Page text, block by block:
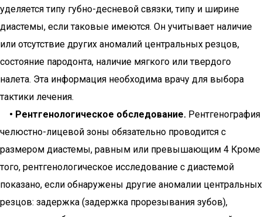
уделяется типу губно-десневой связки, типу и ширине
диастемы, если таковые имеются. Он учитывает наличие
или отсутствие других аномалий центральных резцов,
состояние пародонта, наличие мягкого или твердого
налета. Эта информация необходима врачу для выбора
тактики лечения.
• Рентгенологическое обследование. Рентгенография
челюстно-лицевой зоны обязательно проводится с
размером диастемы, равным или превышающим 4 Кроме
того, рентгенологическое исследование с диастемой
показано, если обнаружены другие аномалии центральных
резцов: задержка (задержка прорезывания зубов),